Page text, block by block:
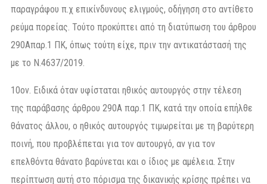
παραγράφου π.χ επικίνδυνους ελιγμούς, οδήγηση στο αντίθετο
ρεύμα πορείας. Τούτο προκύπτει από τη διατύπωση του άρθρου
290Απαρ.1 ΠΚ, όπως τούτη είχε, πριν την αντικατάστασή της
με το Ν.4637/2019.
10ον. Ειδικά όταν υφίσταται ηθικός αυτουργός στην τέλεση
της παράβασης άρθρου 290Α παρ.1 ΠΚ, κατά την οποία επήλθε
θάνατος άλλου, ο ηθικός αυτουργός τιμωρείται με τη βαρύτερη
ποινή, που προβλέπεται για τον αυτουργό, αν για τον
επελθόντα θάνατο βαρύνεται και ο ίδιος με αμέλεια. Στην
περίπτωση αυτή στο πόρισμα της δικανικής κρίσης πρέπει να